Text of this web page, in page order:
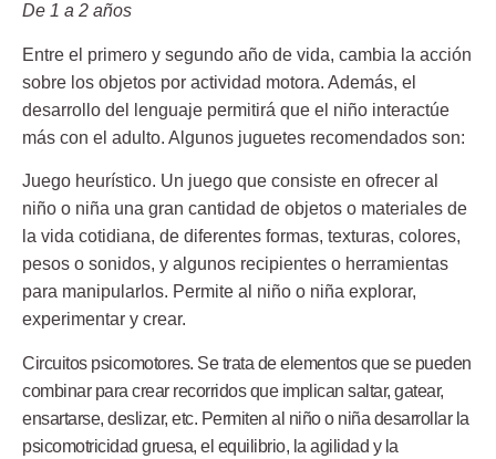
De 1 a 2 años
Entre el primero y segundo año de vida, cambia la acción
sobre los objetos por actividad motora. Además, el
desarrollo del lenguaje permitirá que el niño interactúe
más con el adulto. Algunos juguetes recomendados son:
Juego heurístico. Un juego que consiste en ofrecer al
niño o niña una gran cantidad de objetos o materiales de
la vida cotidiana, de diferentes formas, texturas, colores,
pesos o sonidos, y algunos recipientes o herramientas
para manipularlos. Permite al niño o niña explorar,
experimentar y crear.
Circuitos psicomotores. Se trata de elementos que se pueden
combinar para crear recorridos que implican saltar, gatear,
ensartarse, deslizar, etc. Permiten al niño o niña desarrollar la
psicomotricidad gruesa, el equilibrio, la agilidad y la